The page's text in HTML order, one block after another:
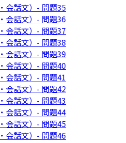
会話文）- 問題35
会話文）- 問題36
会話文）- 問題37
会話文）- 問題38
会話文）- 問題39
会話文）- 問題40
会話文）- 問題41
会話文）- 問題42
会話文）- 問題43
会話文）- 問題44
会話文）- 問題45
会話文）- 問題46